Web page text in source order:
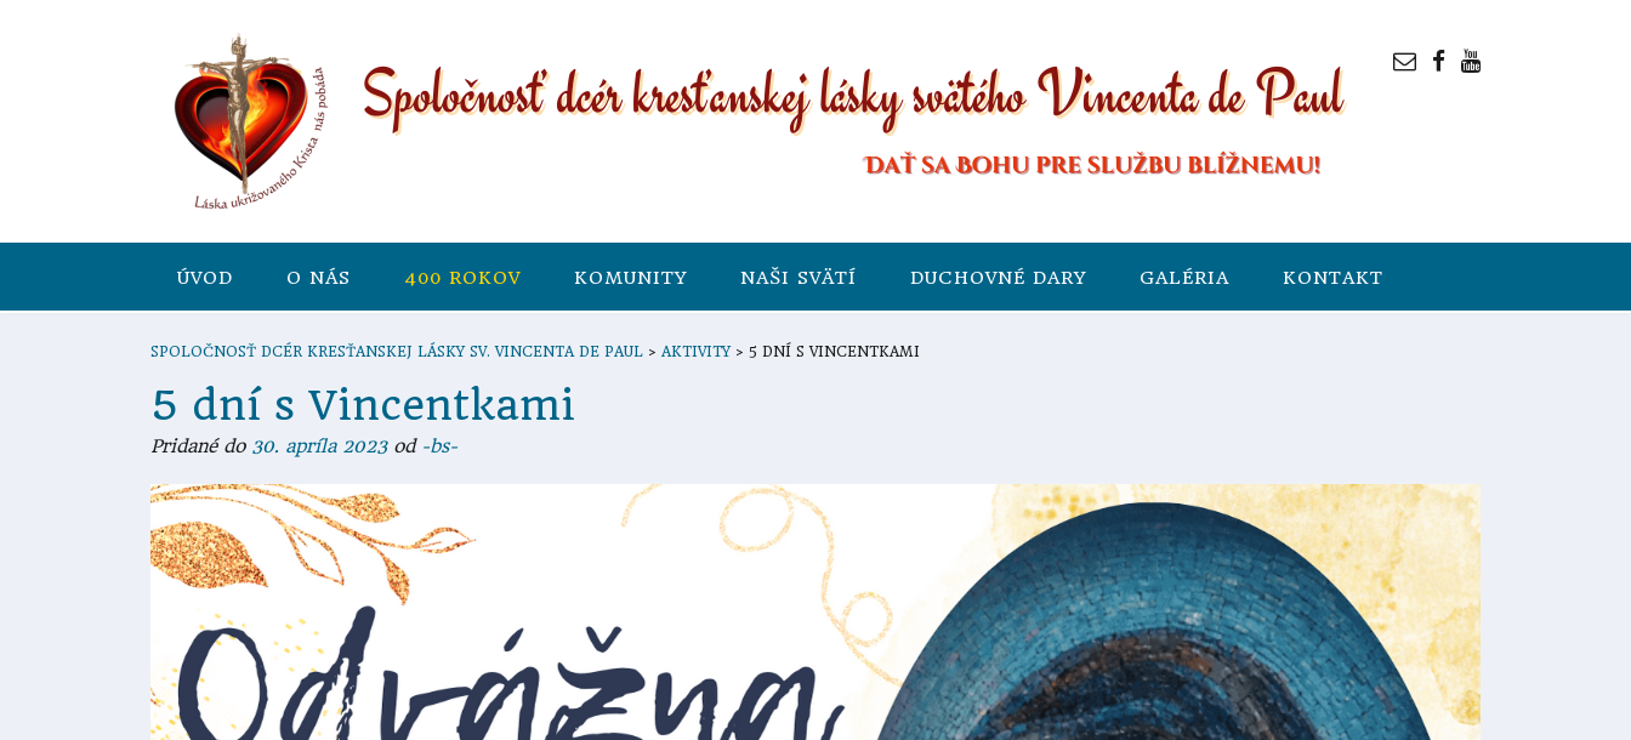
ÚVOD O NÁS 400 ROKOV KOMUNITY NAŠI SVÄTÍ DUCHOVNÉ DARY GALÉRIA KONTAKT
SPOLOČNOSŤ DCÉR KRESŤANSKEJ LÁSKY SV. VINCENTA DE PAUL > AKTIVITY> 5 DNÍ S VINCENTKAMI
5 dní s Vincentkami
Pridané do 30. apríla 2023od -bs-